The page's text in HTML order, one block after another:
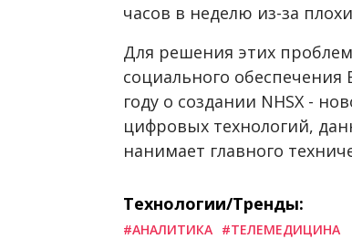
часов в неделю из-за
Для решения этих
социального
году о создании NHSX -
цифровых технологий,
нанимает главного
Технологии/Тренды:
#АНАЛИТИКА #ТЕЛЕМЕДИЦИНА